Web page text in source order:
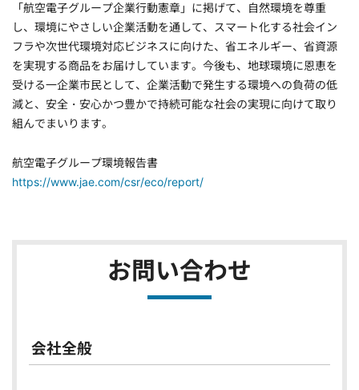
「航空電子グループ企業行動憲章」に掲げて、自然環境を尊重
し、環境にやさしい企業活動を通して、スマート化する社会イン
フラや次世代環境対応ビジネスに向けた、省エネルギー、省資源
を実現する商品をお届けしています。今後も、地球環境に恩恵を
受ける一企業市民として、企業活動で発生する環境への負荷の低
減と、安全・安心かつ豊かで持続可能な社会の実現に向けて取り
組んでまいります。
航空電子グループ環境報告書
https://www.jae.com/csr/eco/report/
お問い合わせ
会社全般